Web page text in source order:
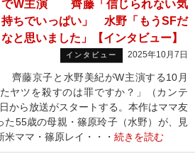
でW主演 齊藤「信じられない気
持ちでいっぱい」 水野「もうSFだ
なと思いました」【インタビュー】
インタビュー 2025年10月7日
齊藤京子と水野美紀がW主演する10月
ヤツを殺すのは罪ですか？」（カンテ
から放送がスタートする。本作はママ友
た55歳の母親・篠原玲子（水野）が、見
ママ・篠原レイ・・・ 続きを読む